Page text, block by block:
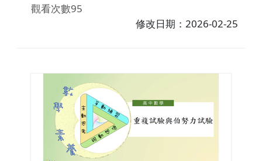
觀看次數95
修改日期：2026-02-25